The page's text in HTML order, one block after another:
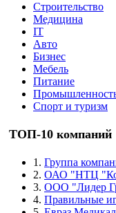
Строительство
Медицина
IT
Авто
Бизнес
Мебель
Питание
Спорт и туризм
ТОП-10 компаний
1. Группа
2. ОАО "НТЦ
3. ООО "Лидер
4. Правильные